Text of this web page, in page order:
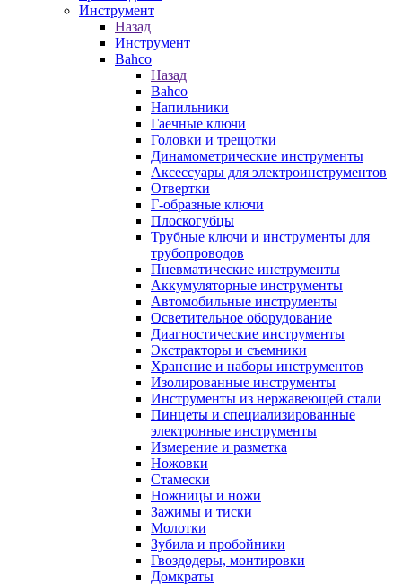
Инструмент
Назад
Инструмент
Bahco
Назад
Bahco
Напильники
Гаечные ключи
Головки и трещотки
Динамометрические инструменты
Аксессуары для электроинструментов
Отвертки
Г-образные ключи
Плоскогубцы
Трубные ключи и инструменты для
трубопроводов
Пневматические инструменты
Аккумуляторные инструменты
Автомобильные инструменты
Осветительное оборудование
Диагностические инструменты
Экстракторы и съемники
Хранение и наборы инструментов
Изолированные инструменты
Инструменты из нержавеющей стали
Пинцеты и специализированные
электронные инструменты
Измерение и разметка
Ножовки
Стамески
Ножницы и ножи
Зажимы и тиски
Молотки
Зубила и пробойники
Гвоздодеры, монтировки
Домкраты